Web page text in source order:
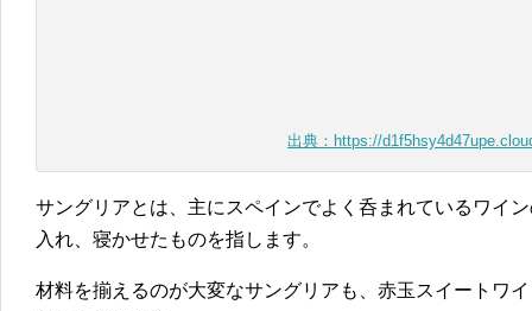
出典：https://
サングリアとは、主にスペインでよく呑まれているワイ
入れ、寝かせたものを指します。
材料を揃えるのが大変なサングリアも、赤玉スイートワ